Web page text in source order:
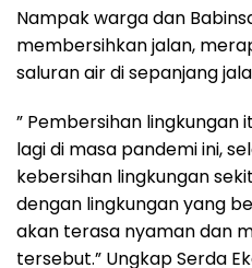
Nampak warga dan
membersihkan jalan,
saluran air di sepanjang
” Pembersihan lingkungan
lagi di masa pandemi ini,
kebersihan lingkungan
dengan lingkungan yang
akan terasa nyaman dan
tersebut.” Ungkap Serda